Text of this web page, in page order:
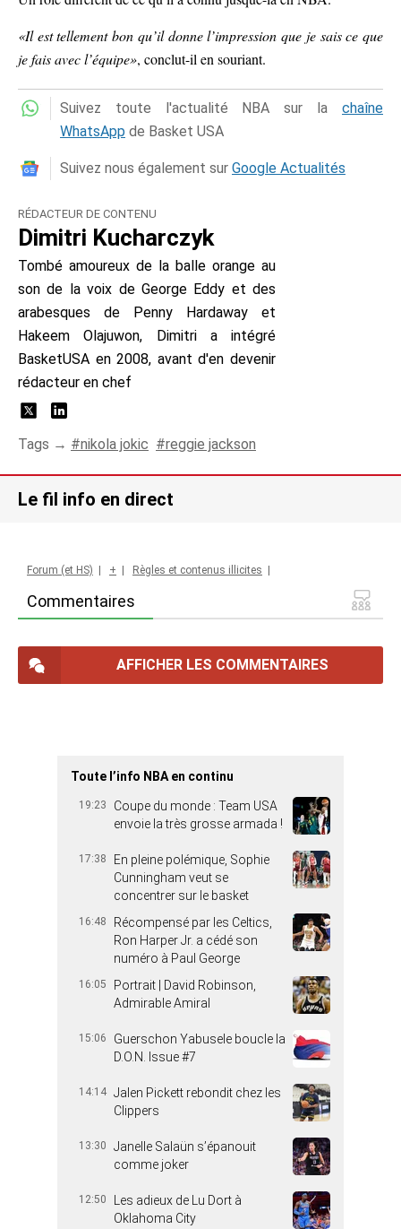
«Il est tellement bon qu’il donne l’impression que je sais ce que
je fais avec l’équipe», conclut-il en souriant.
Suivez toute l'actualité NBA sur la chaîne
WhatsApp de Basket USA
Suivez nous également sur Google Actualités
RÉDACTEUR DE CONTENU
Dimitri Kucharczyk
Tombé amoureux de la balle orange au
son de la voix de George Eddy et des
arabesques de Penny Hardaway et
Hakeem Olajuwon, Dimitri a intégré
BasketUSA en 2008, avant d'en devenir
rédacteur en chef
Tags → nikola jokic reggie jackson
Le fil info en direct
Commentaires
Forum (et HS) + Règles et contenus illicites
AFFICHER LES COMMENTAIRES
Toute l’info NBA en continu
19:23
Coupe du monde : Team USA
envoie la très grosse armada !
17:38
En pleine polémique, Sophie
Cunningham veut se
concentrer sur le basket
16:48
Récompensé par les Celtics,
Ron Harper Jr. a cédé son
numéro à Paul George
16:05
Portrait | David Robinson,
Admirable Amiral
15:06
Guerschon Yabusele boucle la
D.O.N. Issue #7
14:14 Jalen Pickett rebondit chez les
Clippers
13:30
Janelle Salaün s’épanouit
comme joker
12:50
Les adieux de Lu Dort à
Oklahoma City